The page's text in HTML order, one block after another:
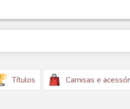
Títulos Camisas e